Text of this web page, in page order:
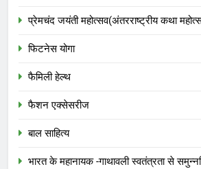
प्रेमचंद जयंती महोत्सव(अंतरराष्ट्रीय कथा
फिटनेस योगा
फैमिली हेल्थ
फैशन एक्सेसरीज
बाल साहित्य
भारत के महानायक -गाथावली स्वतंत्रता से